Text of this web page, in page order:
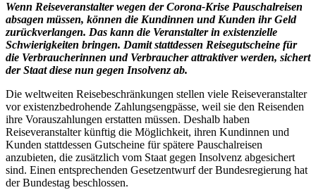
Wenn Reiseveranstalter wegen der Corona-Krise Pauschalreisen
absagen müssen, können die Kundinnen und Kunden ihr Geld
zurückverlangen. Das kann die Veranstalter in existenzielle
Schwierigkeiten bringen. Damit stattdessen Reisegutscheine für
die Verbraucherinnen und Verbraucher attraktiver werden, sichert
der Staat diese nun gegen Insolvenz ab.
Die weltweiten Reisebeschränkungen stellen viele Reiseveranstalter
vor existenzbedrohende Zahlungsengpässe, weil sie den Reisenden
ihre Vorauszahlungen erstatten müssen. Deshalb haben
Reiseveranstalter künftig die Möglichkeit, ihren Kundinnen und
Kunden stattdessen Gutscheine für spätere Pauschalreisen
anzubieten, die zusätzlich vom Staat gegen Insolvenz abgesichert
sind. Einen entsprechenden Gesetzentwurf der Bundesregierung hat
der Bundestag beschlossen.